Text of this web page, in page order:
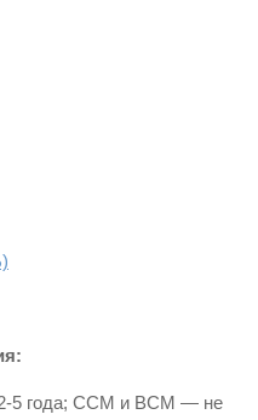
5 года; ССМ и ВСМ — не